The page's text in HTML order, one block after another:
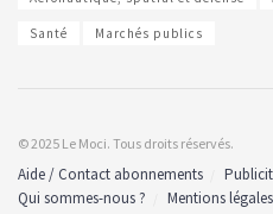
Santé Marchés publics
© 2025 Le Moci. Tous droits réservés.
Aide / Contact abonnements
Qui sommes-nous ?
Mentions légales